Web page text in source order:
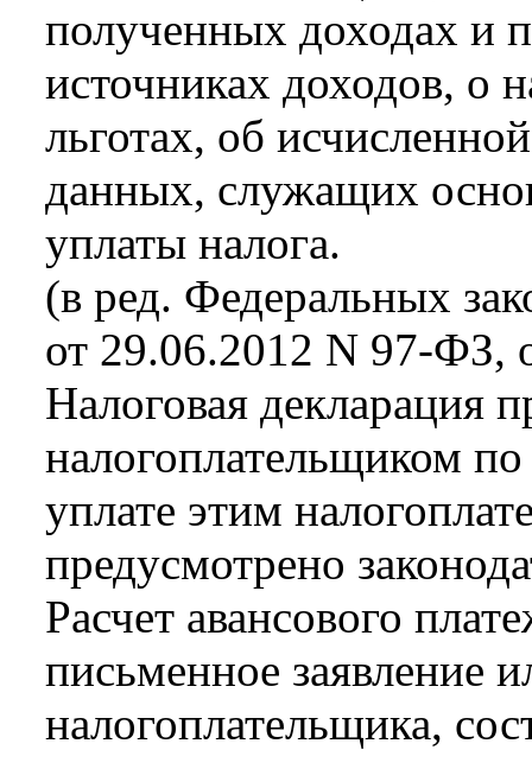
полученных доходах и
источниках доходов, о
льготах, об
данных, служащих
уплаты налога.
(в ред. Федеральных
от 29.06.2012 N 97-ФЗ,
Налоговая декларация
налогоплательщиком
уплате этим
предусмотрено
Расчет авансового
письменное заявление
налогоплательщика,